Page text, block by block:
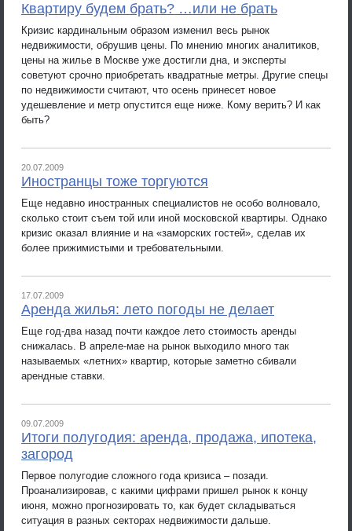
Квартиру будем брать? …или не брать
Кризис кардинальным образом изменил весь рынок
недвижимости, обрушив цены. По мнению многих аналитиков,
цены на жилье в Москве уже достигли дна, и эксперты
советуют срочно приобретать квадратные метры. Другие спецы
по недвижимости считают, что осень принесет новое
удешевление и метр опустится еще ниже. Кому верить? И как
быть?
20.07.2009
Иностранцы тоже торгуются
Еще недавно иностранных специалистов не особо волновало,
сколько стоит съем той или иной московской квартиры. Однако
кризис оказал влияние и на «заморских гостей», сделав их
более прижимистыми и требовательными.
17.07.2009
Аренда жилья: лето погоды не делает
Еще год-два назад почти каждое лето стоимость аренды
снижалась. В апреле-мае на рынок выходило много так
называемых «летних» квартир, которые заметно сбивали
арендные ставки.
09.07.2009
Итоги полугодия: аренда, продажа, ипотека,
загород
Первое полугодие сложного года кризиса – позади.
Проанализировав, с какими цифрами пришел рынок к концу
июня, можно прогнозировать то, как будет складываться
ситуация в разных секторах недвижимости дальше.